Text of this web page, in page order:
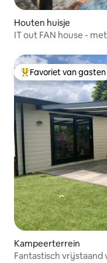
Houten huisje
IT out FAN house -
Topfavoriet van
Favoriet van gasten
Kampeerterrein